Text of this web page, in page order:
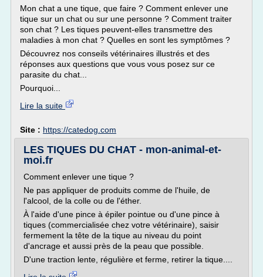
Mon chat a une tique, que faire ? Comment enlever une
tique sur un chat ou sur une personne ? Comment traiter
son chat ? Les tiques peuvent-elles transmettre des
maladies à mon chat ? Quelles en sont les symptômes ?
Découvrez nos conseils vétérinaires illustrés et des
réponses aux questions que vous vous posez sur ce
parasite du chat...
Pourquoi...
Lire la suite
Site : https://catedog.com
LES TIQUES DU CHAT - mon-animal-et-
moi.fr
Comment enlever une tique ?
Ne pas appliquer de produits comme de l'huile, de
l'alcool, de la colle ou de l'éther.
À l'aide d'une pince à épiler pointue ou d'une pince à
tiques (commercialisée chez votre vétérinaire), saisir
fermement la tête de la tique au niveau du point
d'ancrage et aussi près de la peau que possible.
D'une traction lente, régulière et ferme, retirer la tique....